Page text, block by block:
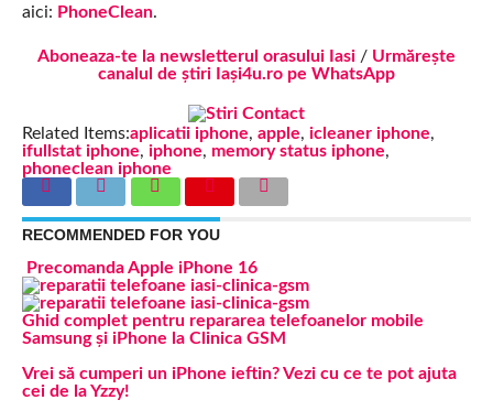
aici: PhoneClean.
Aboneaza-te la newsletterul orasului Iasi/ Urmărește
canalul de știri Iași4u.ro pe WhatsApp
Related Items:aplicatii iphone, apple, icleaner iphone,
ifullstat iphone, iphone, memory status iphone,
phoneclean iphone
RECOMMENDED FOR YOU
Precomanda Apple iPhone 16
Ghid complet pentru repararea telefoanelor mobile
Samsung și iPhone la Clinica GSM
Vrei să cumperi un iPhone ieftin? Vezi cu ce te pot ajuta
cei de la Yzzy!